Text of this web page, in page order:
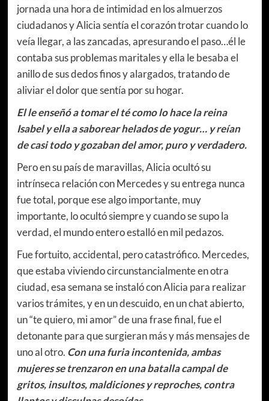
jornada una hora de intimidad en los almuerzos
ciudadanos y Alicia sentía el corazón trotar cuando lo
veía llegar, a las zancadas, apresurando el paso…él le
contaba sus problemas maritales y ella le besaba el
anillo de sus dedos finos y alargados, tratando de
aliviar el dolor que sentía por su hogar.
El le enseñó a tomar el té como lo hace la reina
Isabel y ella a saborear helados de yogur… y reían
de casi todo y gozaban del amor, puro y verdadero.
Pero en su país de maravillas, Alicia ocultó su
intrínseca relación con Mercedes y su entrega nunca
fue total, porque ese algo importante, muy
importante, lo ocultó siempre y cuando se supo la
verdad, el mundo entero estalló en mil pedazos.
Fue fortuito, accidental, pero catastrófico. Mercedes,
que estaba viviendo circunstancialmente en otra
ciudad, esa semana se instaló con Alicia para realizar
varios trámites, y en un descuido, en un chat abierto,
un “te quiero, mi amor” de una frase final, fue el
detonante para que surgieran más y más mensajes de
uno al otro. Con una furia incontenida, ambas
mujeres se trenzaron en una batalla campal de
gritos, insultos, maldiciones y reproches, contra